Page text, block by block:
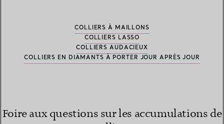
COLLIERS À MAILLONS
COLLIERS LASSO
COLLIERS AUDACIEUX
COLLIERS EN DIAMANTS À PORTER JOUR APRÈS JOUR
Foire aux questions sur les accumulations de